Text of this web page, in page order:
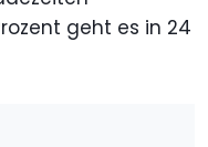
geht es in 24